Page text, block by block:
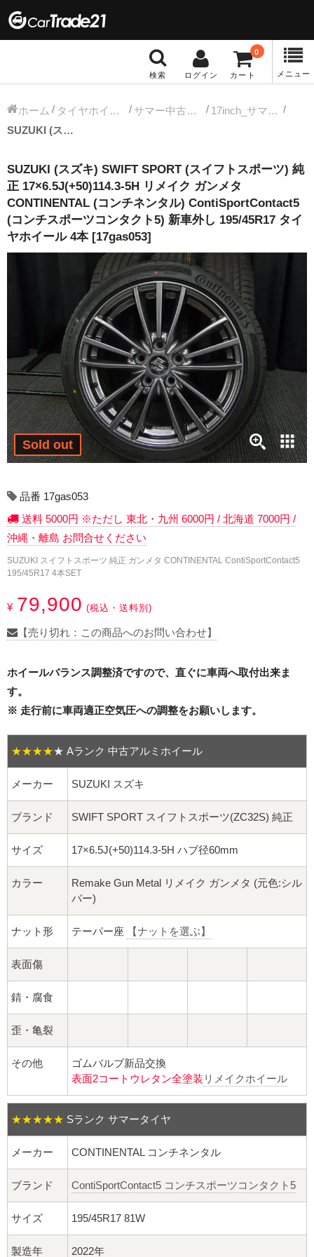
検索 ログイン カート
0
メニュー
冬タイヤホイール
13インチ：冬タイヤホイール
14インチ：冬タイヤホイール
15インチ：冬タイヤホイール
16インチ：冬タイヤホイール
17インチ：冬タイヤホイール
18インチ：冬タイヤホイール
19インチ：冬タイヤホイール
20インチ：冬タイヤホイール
夏タイヤホイール
12インチ：夏タイヤホイール
13インチ：夏タイヤホイール
14インチ：夏タイヤホイール
15インチ：夏タイヤホイール
16インチ：夏タイヤホイール
17インチ：夏タイヤホイール
19インチ：夏タイヤホイール
20インチ：夏タイヤホイール
ホイールナット
ロング球面ナット
ショート球面ナット
貫通ナット
ロング袋ナット
ショート袋ナット
スチール鉄ホイール
持ち込み交換工賃
ホーム タイヤホイールセット サマー中古タイヤホイール
17inch_サマー中古タイヤホイール
SUZUKI (スズキ) SWIFT SPORT (スイフトスポーツ) 純正 17×6.5J(+50)114.3-5H リメイク ガンメタ CONTINENTAL (コンチネンタル) ContiSportContact5 (コンチスポーツコンタクト5) 新車外し 195/45R17 タイヤホイール 4本 [17gas053]
SUZUKI (スズキ) SWIFT SPORT (スイフトスポーツ) 純
正 17×6.5J(+50)114.3-5H リメイク ガンメタ
CONTINENTAL (コンチネンタル) ContiSportContact5
(コンチスポーツコンタクト5) 新車外し 195/45R17 タイ
ヤホイール 4本 [17gas053]
Sold out
品番 17gas053
送料 5000円 ※ただし 東北・九州 6000円 / 北海道 7000円 /
沖縄・離島 お問合せください
SUZUKI スイフトスポーツ 純正 ガンメタ CONTINENTAL ContiSportContact5
195/45R17 4本SET
¥ 79,900 (税込・送料別)
【売り切れ：この商品へのお問い合わせ】
ホイールバランス調整済ですので、直ぐに車両へ取付出来ま
す。
※ 走行前に車両適正空気圧への調整をお願いします。
★★★★★ Aランク 中古アルミホイール
メーカー SUZUKI スズキ
ブランド SWIFT SPORT スイフトスポーツ(ZC32S) 純正
サイズ 17×6.5J(+50)114.3-5H ハブ径60mm
カラー
Remake Gun Metal リメイク ガンメタ (元色:シル
バー)
ナット形 テーパー座 【ナットを選ぶ】
表面傷
錆・腐食
歪・亀裂
その他
ゴムバルブ新品交換
表面2コートウレタン全塗装 リメイクホイール
★★★★★ Sランク サマータイヤ
メーカー CONTINENTAL コンチネンタル
ブランド ContiSportContact5 コンチスポーツコンタクト5
サイズ 195/45R17 81W
製造年 2022年